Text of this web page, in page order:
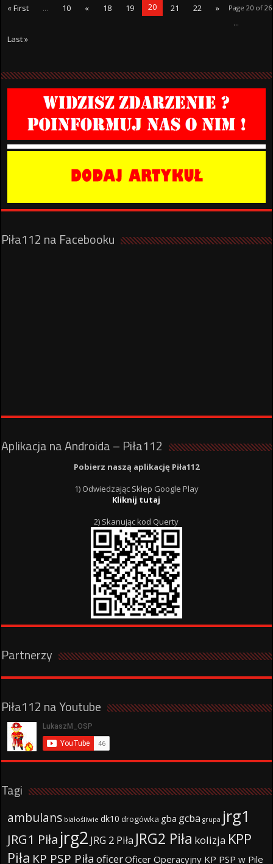
Page 20 of 26
« First ... 10 « 18 19 20 21 22
»
...
Last »
Piła112 na Facebooku
Aplikacja na Androida – Piła112
Pobierz naszą aplikację Piła112
1) Odwiedzając Sklep Google Play
Kliknij tutaj
2) Skanując kod Querty
Partnerzy
Piła112 na Youtube
Tagi
ambulans białośliwie dk10 drogówka gba gcba grupa jrg1
JRG1 Piła jrg2 JRG 2 Piła JRG2 Piła kolizja KPP
Piła KP PSP Piła oficerOficer Operacyjny KP PSP w Pile